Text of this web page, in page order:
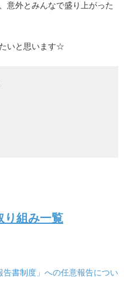
意外とみんなで盛り上がった
いと思います☆
り組み一覧
書制度」への任意報告につい